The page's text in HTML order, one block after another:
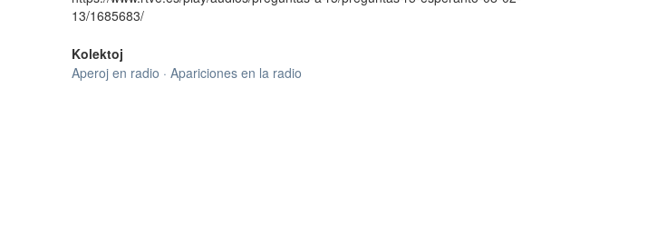
13/1685683/
Kolektoj
Aperoj en radio · Apariciones en la radio